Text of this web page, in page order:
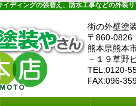
ディングの張替え、防水工事などの外装
街の外壁塗
〒860-0826
熊本県熊本
－１９草野
TEL:0120-
FAX:096-